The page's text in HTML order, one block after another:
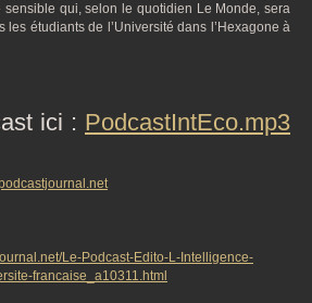
sensible qui, selon le quotidien Le Monde, sera
étudiants de l’Université dans l’Hexagone à
ici : PodcastIntEco.mp3
Le-Podcast-Edito-L-Intelligence-
francaise_a10311.html